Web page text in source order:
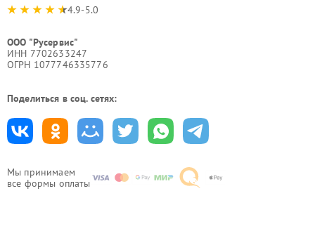
Мы принимаем
все формы оплаты
4.9-5.0
ООО "Русервис"
ИНН 7702633247
ОГРН 1077746335776
Поделиться в соц. сетях: